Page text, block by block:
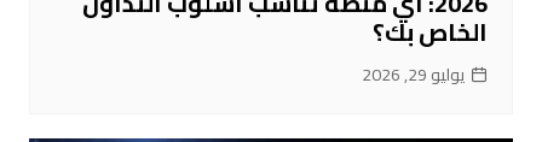
الخاص بك؟
يوليو 29, 2026